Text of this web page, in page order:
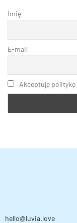
Imię
E-mail
Akceptuję
hello@luvia.love